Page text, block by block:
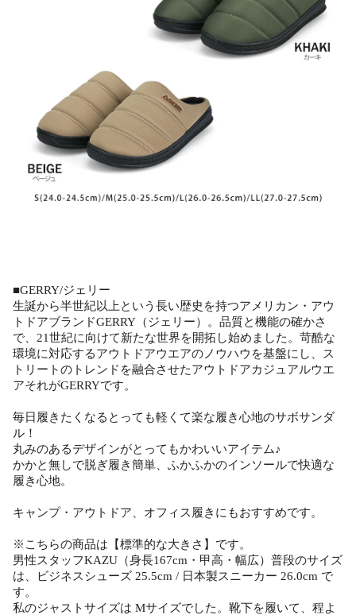
■GERRY/ジェリー
生誕から半世紀以上という長い歴史を持つアメリカン・アウ
トドアブランドGERRY（ジェリー）。品質と機能の確かさ
で、21世紀に向けて新たな世界を開拓し始めました。苛酷な
環境に対応するアウトドアウエアのノウハウを基盤にし、ス
トリートのトレンドを融合させたアウトドアカジュアルウエ
アそれがGERRYです。
毎日履きたくなるとっても軽くて楽な履き心地のサボサンダ
ル！
丸みのあるデザインがとってもかわいいアイテム♪
かかと無しで脱ぎ履き簡単、ふかふかのインソールで快適な
履き心地。
キャンプ・アウトドア、オフィス履きにもおすすめです。
※こちらの商品は【標準的な大きさ】です。
男性スタッフKAZU（身長167cm・甲高・幅広）普段のサイズ
は、ビジネスシューズ 25.5cm / 日本製スニーカー 26.0cm で
す。
私のジャストサイズは Mサイズでした。靴下を履いて、程よ